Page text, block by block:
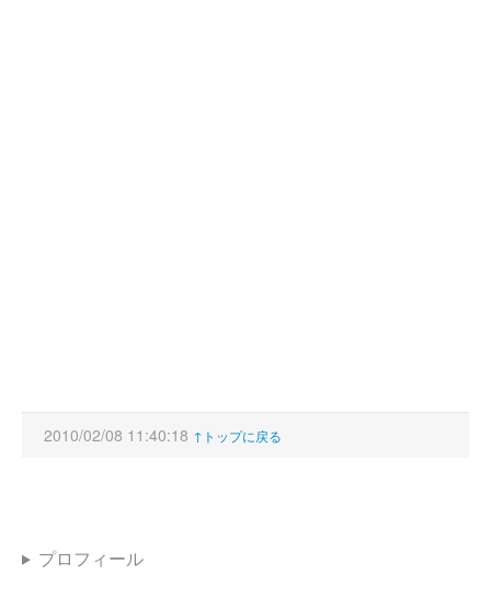
2010/02/08 11:40:18 ↑トップに戻る
プロフィール